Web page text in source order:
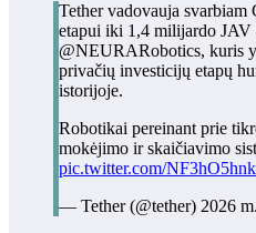
Tether vadovauja svarbiam
etapui iki 1,4 milijardo
@NEURARobotics, kuris
privačių investicijų etapų
istorijoje.
Robotikai pereinant prie
mokėjimo ir skaičiavimo
pic.twitter.com/
— Tether (@tether) 2026